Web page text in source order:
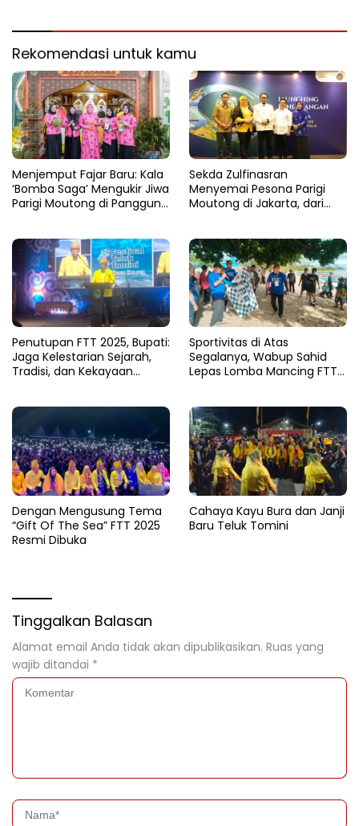
Rekomendasi untuk kamu
Menjemput Fajar Baru: Kala
‘Bomba Saga’ Mengukir Jiwa
Parigi Moutong di Panggung
Sekda Zulfinasran
Menyemai Pesona Parigi
Moutong di Jakarta, dari
Penutupan FTT 2025, Bupati:
Jaga Kelestarian Sejarah,
Tradisi, dan Kekayaan
Sportivitas di Atas
Segalanya, Wabup Sahid
Lepas Lomba Mancing FTT
Dengan Mengusung Tema
“Gift Of The Sea” FTT 2025
Resmi Dibuka
Cahaya Kayu Bura dan Janji
Baru Teluk Tomini
Tinggalkan Balasan
Alamat email Anda tidak akan dipublikasikan. Ruas yang
wajib ditandai *